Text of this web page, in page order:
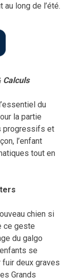
long de l’été.
Calculs
du
la partie
progressifs et
l’enfant
tout en
chien si
ce geste
du galgo
se
deux graves
Grands